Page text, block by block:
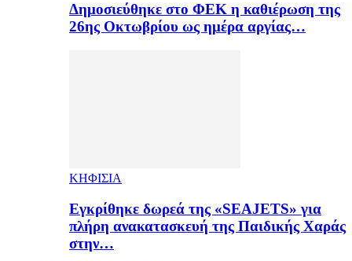
Δημοσιεύθηκε στο ΦΕΚ η καθιέρωση της
26ης Οκτωβρίου ως ημέρα αργίας…
ΚΗΦΙΣΙΑ
Εγκρίθηκε δωρεά της «SEAJETS» για
πλήρη ανακατασκευή της Παιδικής Χαράς
στην…